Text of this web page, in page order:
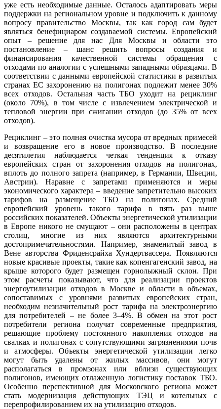
уже есть необходимые данные. Осталось адаптировать меры
поддержки на региональном уровне и подключить к данному
вопросу правительство Москвы, так как город сам будет
являться бенефициаром создаваемой системы. Европейский
опыт – решение для нас Для Москвы и области это
постановление – шанс решить вопросы создания и
финансирования качественной системы обращения с
отходами по аналогии с успешными западными образцами. В
соответствии с данными европейской статистики в развитых
странах ЕС захоронению на полигонах подлежит менее 30%
всех отходов. Остальная часть ТБО уходит на рециклинг
(около 70%), в том числе с извлечением электрической и
тепловой энергии при сжигании отходов (до 35% от всех
отходов).
Рециклинг – это полная очистка мусора от вредных примесей
и возвращение его в новое производство. В последние
десятилетия наблюдается четкая тенденция к отказу
европейских стран от захоронения отходов на полигонах,
вплоть до полного запрета (например, в Германии, Швеции,
Австрии). Наравне с запретами применяются и меры
экономического характера – введение запретительно высоких
тарифов на размещение ТБО на полигонах. Средний
европейский уровень такого тарифа в пять раз выше
российских показателей. Объекты энергетической утилизации
в Европе никого не смущают – они расположены в центрах
столиц, многие из них являются архитектурными
достопримечательностями. Например, знаменитый завод в
Вене авторства Фриденсрайха Хундертвассера. Появляются
новые красивые проекты, такие как копенгагенский завод, на
крыше которого будет размещен горнолыжный склон. При
этом расчеты показывают, что для реализации проектов
энергоутилизации отходов в Москве и области в объемах,
сопоставимых с уровнями развитых европейских стран,
необходим незначительный рост тарифа на электроэнергию
для потребителей – не более 3–4%. В обмен на этот рост
потребители региона получат современные предприятия,
решающие проблему постоянного накопления отходов на
свалках и полигонах с сопутствующими загрязнениями почв
и атмосферы. Объекты энергетической утилизации легко
могут быть удалены от жилых массивов, они могут
располагаться в промзонах или вблизи существующих
полигонов, имеющих отлаженную логистику поставок ТБО.
Особенно перспективной для Московского региона может
стать модернизация действующих ТЭЦ и котельных с
перепрофилированием их на утилизацию отходов.